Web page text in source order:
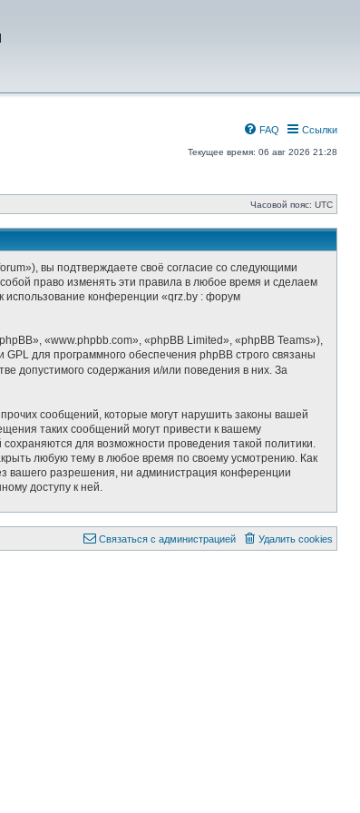
Ссылки
FAQ
Текущее время: 06 авг 2026 21:28
Часовой пояс: UTC
вы подтверждаете своё согласие со следующими
право изменять эти правила в любое время и сделаем
использование конференции «qrz.by : форум
«www.phpbb.com», «phpBB Limited», «phpBB Teams»),
GPL для программного обеспечения phpBB строго связаны
допустимого содержания и/или поведения в них. За
сообщений, которые могут нарушить законы вашей
таких сообщений могут привести к вашему
для возможности проведения такой политики.
любую тему в любое время по своему усмотрению. Как
вашего разрешения, ни администрация конференции
доступу к ней.
Удалить cookies
Связаться с администрацией